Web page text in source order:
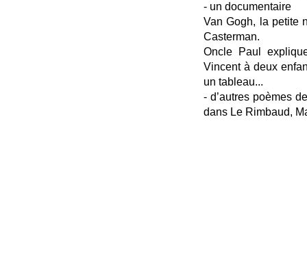
- un documentaire
Van Gogh, la petite
Casterman.
Oncle Paul
Vincent à deux
un tableau...
- d’autres poèmes
dans Le Rimbaud,